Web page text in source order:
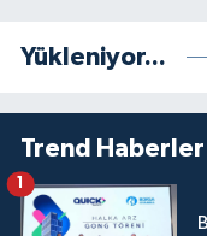
Yükleniyor...
Trend Haberler
1